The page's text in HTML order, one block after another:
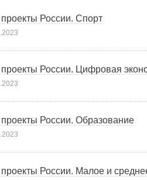
России. Спорт
России. Цифровая
России. Образование
России. Малое и